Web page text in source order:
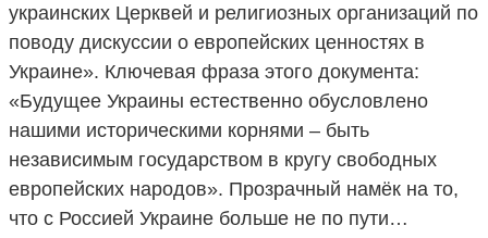
украинских Церквей и религиозных организаций по
поводу дискуссии о европейских ценностях в
Украине». Ключевая фраза этого документа:
«Будущее Украины естественно обусловлено
нашими историческими корнями – быть
независимым государством в кругу свободных
европейских народов». Прозрачный намёк на то,
что с Россией Украине больше не по пути…